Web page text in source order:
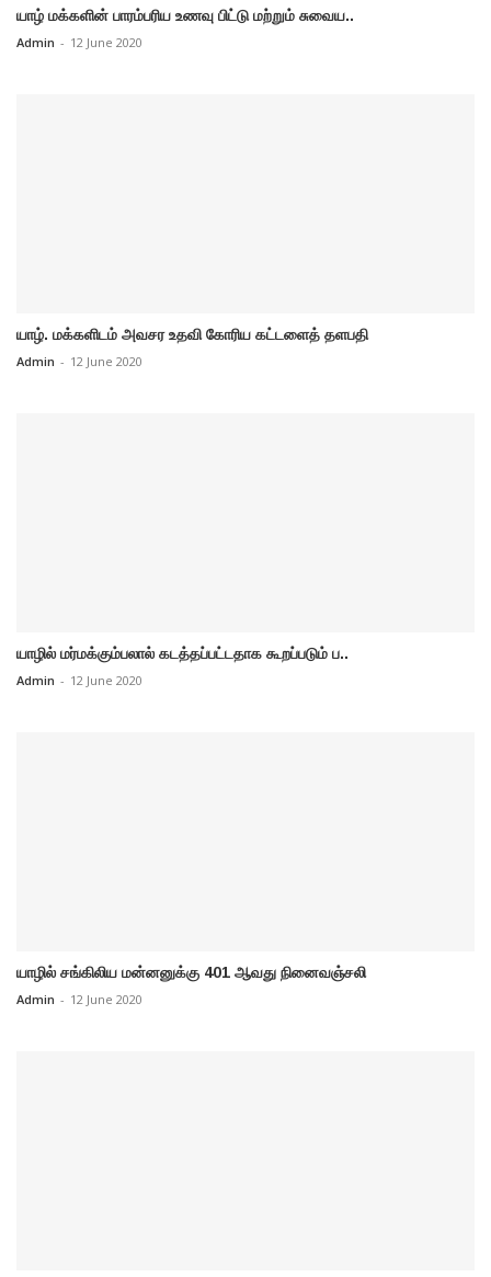
யாழ் மக்களின் பாரம்பரிய உணவு பிட்டு மற்றும் சுவைய..
Admin - 12 June 2020
யாழ். மக்களிடம் அவசர உதவி கோரிய கட்டளைத் தளபதி
Admin - 12 June 2020
யாழில் மர்மக்கும்பலால் கடத்தப்பட்டதாக கூறப்படும் ப..
Admin - 12 June 2020
யாழில் சங்கிலிய மன்னனுக்கு 401 ஆவது நினைவஞ்சலி
Admin - 12 June 2020